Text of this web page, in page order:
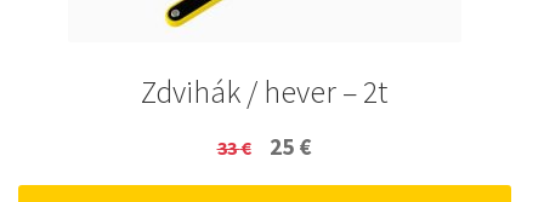
Zdvihák / hever – 2t
33€
Original
price
25 €
price